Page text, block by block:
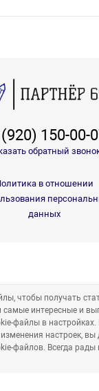
150-00-
обратный
в отношении
данных
чтобы получать
интересные и
файлы в
настроек, вы
файлов. Всегда